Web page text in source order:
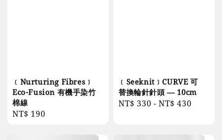
﹝Nurturing Fibres﹞
Eco-Fusion 有機手染竹
棉線
Regular
NT$ 190
﹝Seeknit﹞CURVE 可
替換輪針針頭 — 10cm
Regular
NT$ 330 -NT$ 430